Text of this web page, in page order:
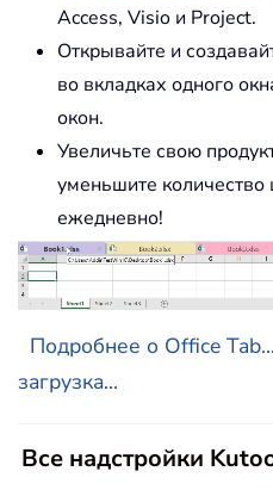
Access, Visio и Project.
Открывайте и
во вкладках одного
окон.
Увеличьте свою
уменьшите
ежедневно!
Подробнее о Office Tab...
загрузка...
Все надстройки